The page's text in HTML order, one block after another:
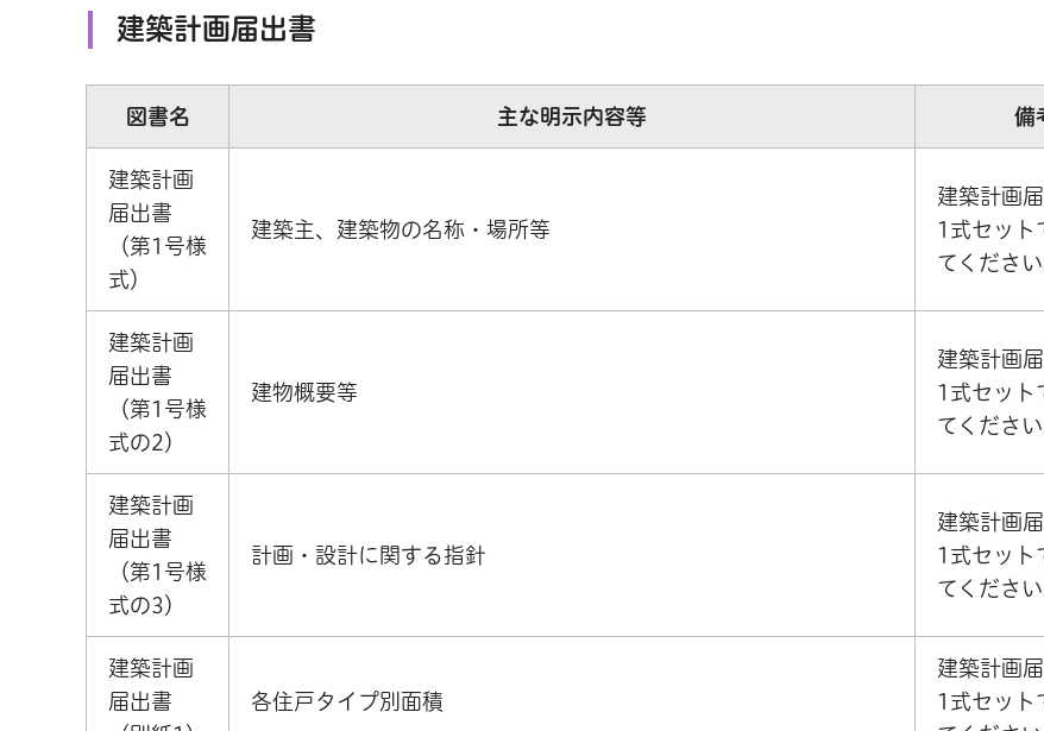
建築計画届出書
図書名 主な明示内容等 備
建築計画
届出書
（第1号様
式）
建築主、建築物の名称・場所等
建築計画届
1式セット
てください
建築計画
届出書
（第1号様
式の2）
建物概要等
建築計画届
1式セット
てください
建築計画
届出書
（第1号様
式の3）
計画・設計に関する指針
建築計画届
1式セット
てください
建築計画
届出書
各住戸タイプ別面積
建築計画届
1式セット